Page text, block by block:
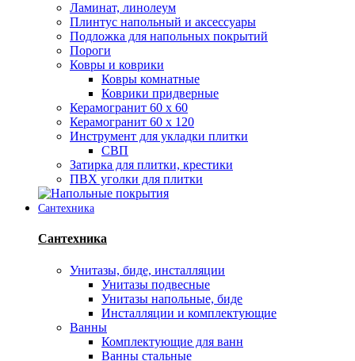
Ламинат, линолеум
Плинтус напольный и аксессуары
Подложка для напольных покрытий
Пороги
Ковры и коврики
Ковры комнатные
Коврики придверные
Керамогранит 60 х 60
Керамогранит 60 х 120
Инструмент для укладки плитки
СВП
Затирка для плитки, крестики
ПВХ уголки для плитки
Сантехника
Сантехника
Унитазы, биде, инсталляции
Унитазы подвесные
Унитазы напольные, биде
Инсталляции и комплектующие
Ванны
Комплектующие для ванн
Ванны стальные